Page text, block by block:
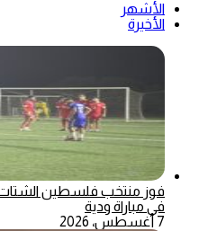
الأشهر
الأخيرة
فوز منتخب فلسطين الشتات
في مباراة ودية
7 أغسطس، 2026